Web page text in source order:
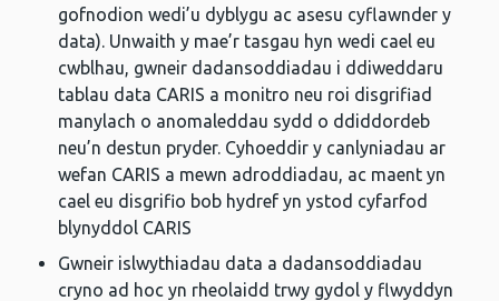
gofnodion wedi’u dyblygu ac asesu cyflawnder y
data). Unwaith y mae’r tasgau hyn wedi cael eu
cwblhau, gwneir dadansoddiadau i ddiweddaru
tablau data CARIS a monitro neu roi disgrifiad
manylach o anomaleddau sydd o ddiddordeb
neu’n destun pryder. Cyhoeddir y canlyniadau ar
wefan CARIS a mewn adroddiadau, ac maent yn
cael eu disgrifio bob hydref yn ystod cyfarfod
blynyddol CARIS
Gwneir islwythiadau data a dadansoddiadau
cryno ad hoc yn rheolaidd trwy gydol y flwyddyn